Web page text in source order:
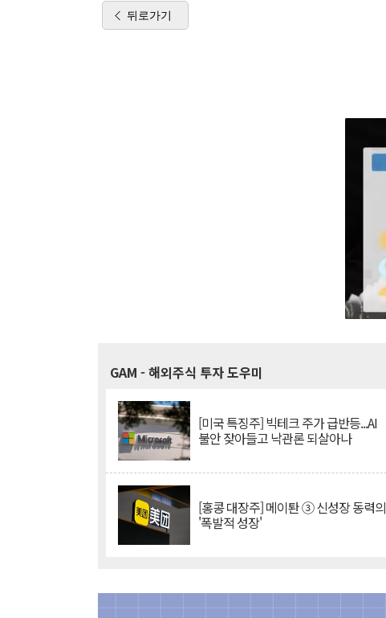
뒤로가기
GAM - 해외주식 투자 도우미
[미국 특징주] 빅테크 주가 급반등...AI
불안 잦아들고 낙관론 되살아나
[홍콩 대장주] 메이퇀 ③ 신성장 동력의
'폭발적 성장'